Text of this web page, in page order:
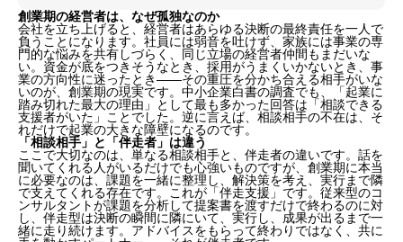
創業期の経営者は、なぜ孤独なのか
会社を立ち上げると、経営者はあらゆる決断の最終責任を一人で
負うことになります。社員には弱音を吐けず、家族には事業の専
門的な悩みを共有しづらく、同じ立場の経営者仲間もまだいな
い。資金が底をつきそうなとき、採用がうまくいかないとき、事
業の方向性に迷ったとき——その重圧を分かち合える相手がいな
いのが、創業期の現実です。中小企業白書の調査でも、「起業に
踏み切れた最大の理由」として最も多かった回答は「相談できる
支援者がいた」ことでした。逆に言えば、相談相手の不在は、そ
れだけで起業の大きな障壁になるのです。
「相談相手」と「伴走者」は違う
ここで大切なのは、単なる相談相手と、伴走者の違いです。話を
聞いてくれる人がいるだけでも心強いものですが、創業期に本当
に必要なのは、課題を一緒に整理し、解決策を考え、実行まで隣
で支えてくれる存在です。これが「伴走支援」です。従来型のコ
ンサルタントが課題を分析して提案書を渡すだけで終わるのに対
し、伴走型は決断の瞬間に隣にいて、実行し、成果が出るまで一
緒に走り続けます。アドバイスをもらって終わりではなく、共に